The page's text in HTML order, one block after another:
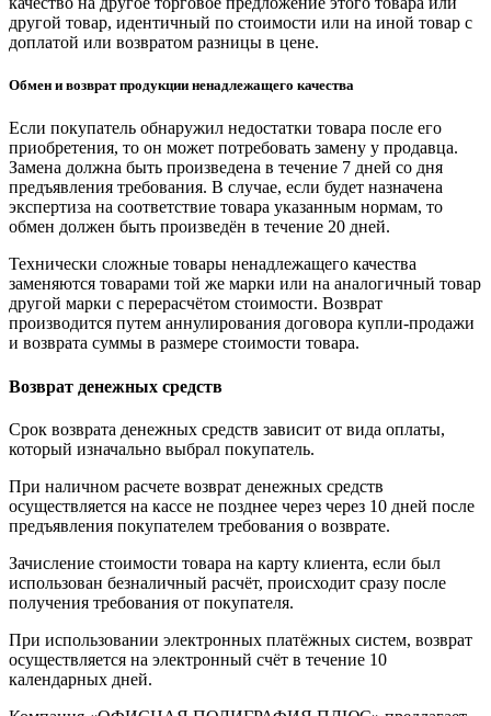
другой товар, идентичный по стоимости или на иной товар с
доплатой или возвратом разницы в цене.
Обмен и возврат продукции ненадлежащего качества
Если покупатель обнаружил недостатки товара после его
приобретения, то он может потребовать замену у продавца.
Замена должна быть произведена в течение 7 дней со дня
предъявления требования. В случае, если будет назначена
экспертиза на соответствие товара указанным нормам, то
обмен должен быть произведён в течение 20 дней.
Технически сложные товары ненадлежащего качества
заменяются товарами той же марки или на аналогичный товар
другой марки с перерасчётом стоимости. Возврат
производится путем аннулирования договора купли-продажи
и возврата суммы в размере стоимости товара.
Возврат денежных средств
Срок возврата денежных средств зависит от вида оплаты,
который изначально выбрал покупатель.
При наличном расчете возврат денежных средств
осуществляется на кассе не позднее через через 10 дней после
предъявления покупателем требования о возврате.
Зачисление стоимости товара на карту клиента, если был
использован безналичный расчёт, происходит сразу после
получения требования от покупателя.
При использовании электронных платёжных систем, возврат
осуществляется на электронный счёт в течение 10
календарных дней.